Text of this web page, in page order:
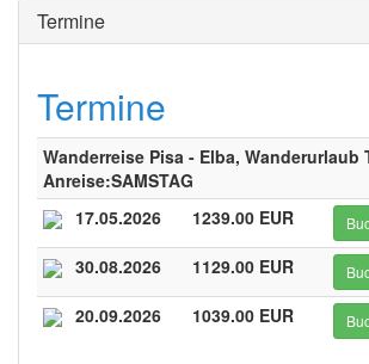
Termine
Termine
Wanderreise Pisa - Elba, Wanderurlaub
Anreise:SAMSTAG
17.05.2026
1239.00 EUR
30.08.2026 1129.00 EUR
20.09.2026 1039.00 EUR